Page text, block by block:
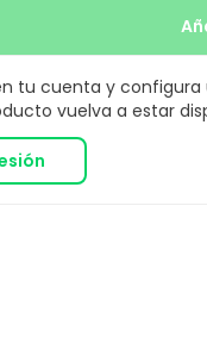
tu cuenta y
vuelva a estar